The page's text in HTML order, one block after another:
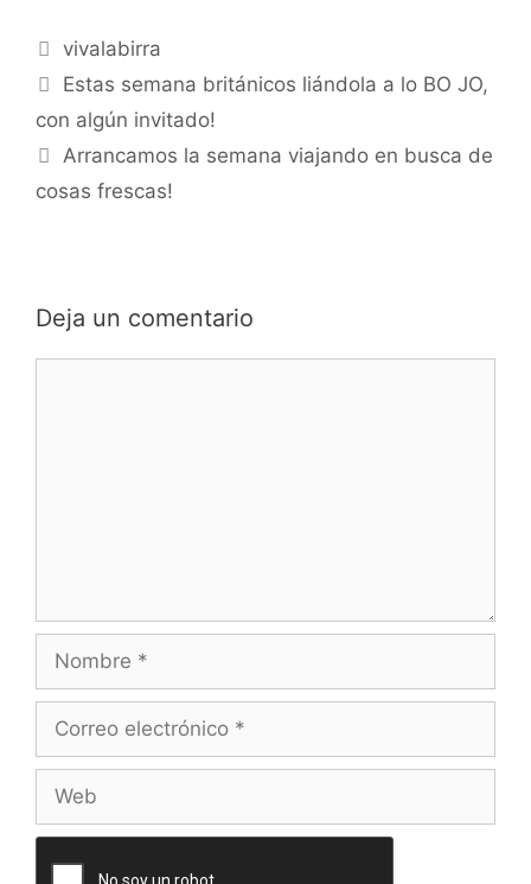
Categorías
vivalabirra
Estas semana británicos liándola a lo BO JO,
con algún invitado!
Arrancamos la semana viajando en busca de
cosas frescas!
Deja un comentario
Nombre
Correo
Web